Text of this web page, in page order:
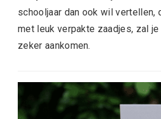
schooljaar dan ook wil vertellen,
met leuk verpakte zaadjes, zal
zeker aankomen.